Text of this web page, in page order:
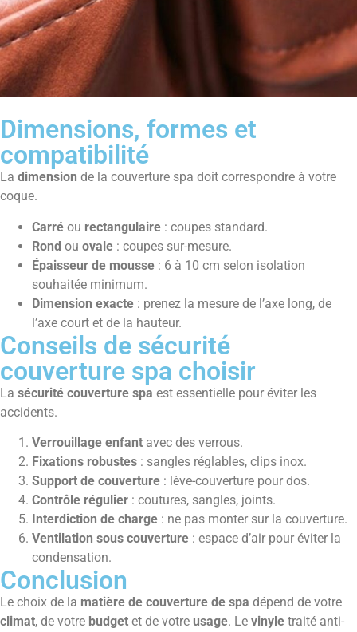
Dimensions, formes et
compatibilité
La dimension de la couverture spa doit correspondre à votre
coque.
Carré ou rectangulaire : coupes standard.
Rond ou ovale : coupes sur-mesure.
Épaisseur de mousse : 6 à 10 cm selon isolation
souhaitée minimum.
Dimension exacte : prenez la mesure de l’axe long, de
l’axe court et de la hauteur.
Conseils de sécurité
couverture spa choisir
La sécurité couverture spa est essentielle pour éviter les
accidents.
Verrouillage enfant avec des verrous.
Fixations robustes : sangles réglables, clips inox.
Support de couverture : lève-couverture pour dos.
Contrôle régulier : coutures, sangles, joints.
Interdiction de charge : ne pas monter sur la couverture.
Ventilation sous couverture : espace d’air pour éviter la
condensation.
Conclusion
Le choix de la matière de couverture de spa dépend de votre
climat, de votre budget et de votre usage. Le vinyle traité anti-